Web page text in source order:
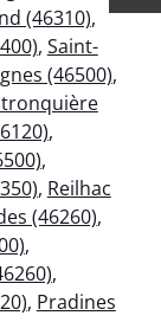
(46310),
, Saint-
(46500),
,
,
, Reilhac
(46260),
,
,
, Pradines